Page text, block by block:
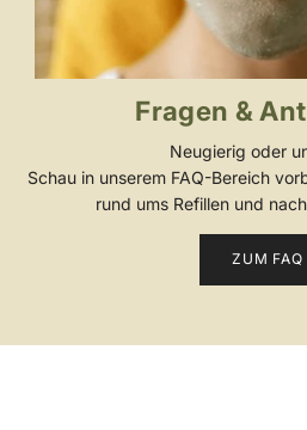
Fragen &
Neugierig oder
Schau in unserem FAQ-Bereich
rund ums Refillen und
ZUM FAQ